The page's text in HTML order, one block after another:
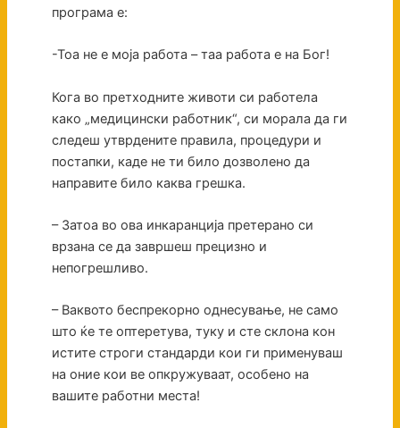
програма е:
-Тоа не е моја работа – таа работа е на Бог!
Кога во претходните животи си работела
како „медицински работник“, си морала да ги
следеш утврдените правила, процедури и
постапки, каде не ти било дозволено да
направите било каква грешка.
– Затоа во ова инкаранција претерано си
врзана се да завршеш прецизно и
непогрешливо.
– Ваквото беспрекорно однесување, не само
што ќе те оптеретува, туку и сте склона кон
истите строги стандарди кои ги применуваш
на оние кои ве опкружуваат, особено на
вашите работни места!